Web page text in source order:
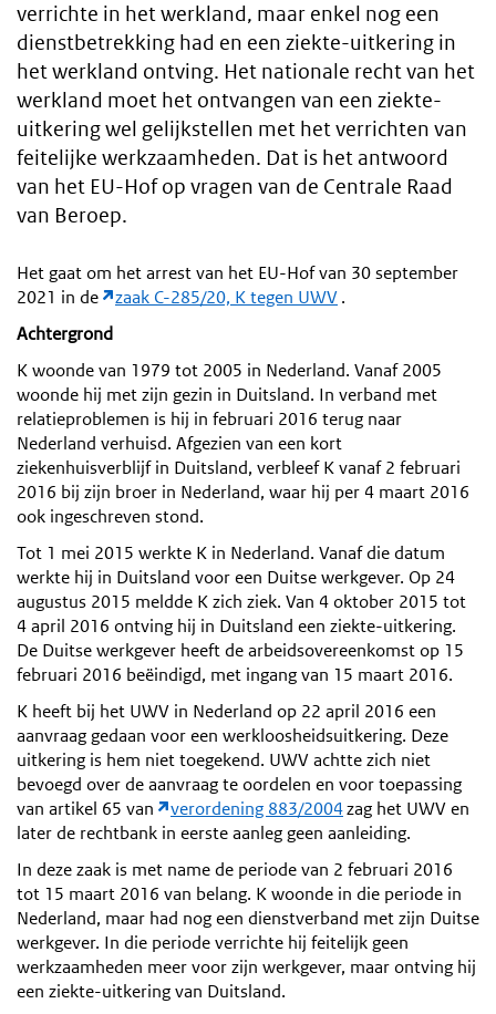
verrichte in het werkland, maar enkel nog een
dienstbetrekking had en een ziekte-uitkering in
het werkland ontving. Het nationale recht van het
werkland moet het ontvangen van een ziekte-
uitkering wel gelijkstellen met het verrichten van
feitelijke werkzaamheden. Dat is het antwoord
van het EU-Hof op vragen van de Centrale Raad
van Beroep.
Het gaat om het arrest van het EU-Hof van 30 september
2021 in de
zaak C-285/20, K tegen UWV.
Achtergrond
K woonde van 1979 tot 2005 in Nederland. Vanaf 2005
woonde hij met zijn gezin in Duitsland. In verband met
relatieproblemen is hij in februari 2016 terug naar
Nederland verhuisd. Afgezien van een kort
ziekenhuisverblijf in Duitsland, verbleef K vanaf 2 februari
2016 bij zijn broer in Nederland, waar hij per 4 maart 2016
ook ingeschreven stond.
Tot 1 mei 2015 werkte K in Nederland. Vanaf die datum
werkte hij in Duitsland voor een Duitse werkgever. Op 24
augustus 2015 meldde K zich ziek. Van 4 oktober 2015 tot
4 april 2016 ontving hij in Duitsland een ziekte-uitkering.
De Duitse werkgever heeft de arbeidsovereenkomst op 15
februari 2016 beëindigd, met ingang van 15 maart 2016.
K heeft bij het UWV in Nederland op 22 april 2016 een
aanvraag gedaan voor een werkloosheidsuitkering. Deze
uitkering is hem niet toegekend. UWV achtte zich niet
bevoegd over de aanvraag te oordelen en voor toepassing
van artikel 65 van
verordening 883/2004zag het UWV en
later de rechtbank in eerste aanleg geen aanleiding.
In deze zaak is met name de periode van 2 februari 2016
tot 15 maart 2016 van belang. K woonde in die periode in
Nederland, maar had nog een dienstverband met zijn Duitse
werkgever. In die periode verrichte hij feitelijk geen
werkzaamheden meer voor zijn werkgever, maar ontving hij
een ziekte-uitkering van Duitsland.